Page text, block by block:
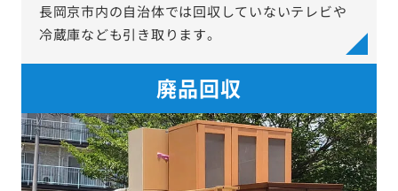
長岡京市内の自治体では回収していないテレビや
冷蔵庫なども引き取ります。
廃品回収